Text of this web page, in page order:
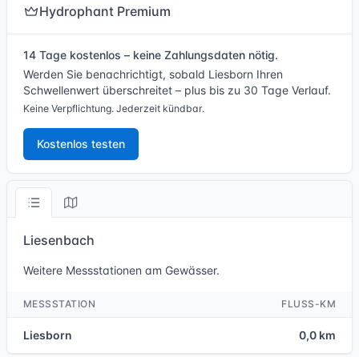
Hydrophant Premium
14 Tage kostenlos – keine Zahlungsdaten nötig.
Werden Sie benachrichtigt, sobald Liesborn Ihren
Schwellenwert überschreitet – plus bis zu 30 Tage Verlauf.
Keine Verpflichtung. Jederzeit kündbar.
Kostenlos testen
Liesenbach
Weitere Messstationen am Gewässer.
MESSSTATION FLUSS-KM
Liesborn 0,0 km